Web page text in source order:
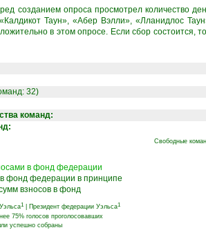
созданием опроса просмотрел количество
Таун», «Абер Вэлли», «Лланидлос
в этом опросе. Если сбор состоится,
32)
команд:
Свободные
в фонд федерации
в фонд федерации в принципе
взносов в фонд
1 Президент федерации Уэльса1
75% голосов проголосовавших
успешно собраны